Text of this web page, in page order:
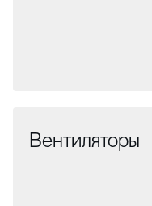
Вентиляторы